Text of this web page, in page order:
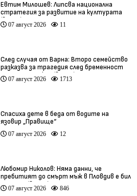
Евтим Милошев: Липсва национална
стратегия за развитие на културата
(видео)
07 август 2026 11
След случая от Варна: Второ семейство
разказва за трагедия след бременност
при същия лекар (видео)
07 август 2026 1713
Спасиха дете в беда от водите на
язовир „Правище“
07 август 2026 12
Любомир Николов: Няма данни, че
пребитият до смърт мъж в Пловдив е бил
педофил (видео)
07 август 2026 846